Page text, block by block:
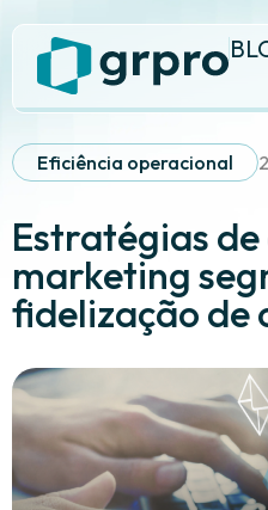
Eficiência operacional
Estratégias
marketing
fidelização de